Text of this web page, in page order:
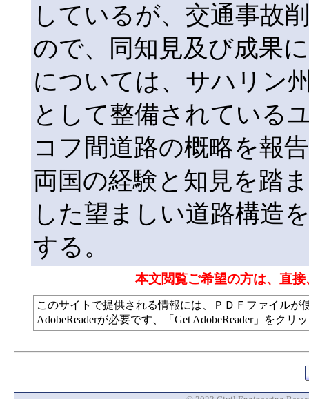
しているが、交通事故
ので、同知見及び成果
については、サハリン
として整備されている
コフ間道路の概略を報
両国の経験と知見を踏
した望ましい道路構造
する。
本文閲覧ご希望の方は、直
このサイトで提供される情報には、ＰＤＦファイル
AdobeReaderが必要です、「Get AdobeReader」をク